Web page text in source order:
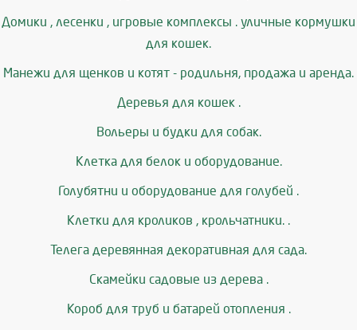
Домики , лесенки , игровые комплексы . уличные кормушки
для кошек.
Манежи для щенков и котят - родильня, продажа и аренда.
Деревья для кошек .
Вольеры и будки для собак.
Клетка для белок и оборудование.
Голубятни и оборудование для голубей .
Клетки для кроликов , крольчатники. .
Телега деревянная декоративная для сада.
Скамейки садовые из дерева .
Короб для труб и батарей отопления .